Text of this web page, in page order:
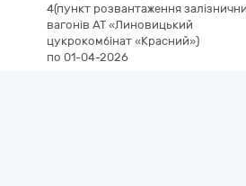
4(пункт розвантаження
вагонів АТ «Линовицький
цукрокомбінат «Красний»)
по 01-04-2026